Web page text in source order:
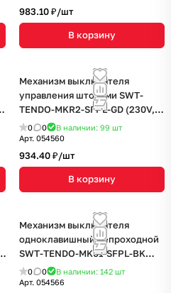
983.10 ₽/шт
В корзину
Механизм выключателя
управления шторами SWT-
TENDO-MKR2-SFPL-GD (230V,
10A) (Arlight, Матовый
песочный)
0 0 В наличии: 99 шт
Арт. 054560
934.40 ₽/шт
В корзину
Механизм выключателя
одноклавишный непроходной
SWT-TENDO-MK01-SFPL-BK
(230V, 10A) (Arlight, Матовый
черный)
0 0 В наличии: 142 шт
Арт. 054566